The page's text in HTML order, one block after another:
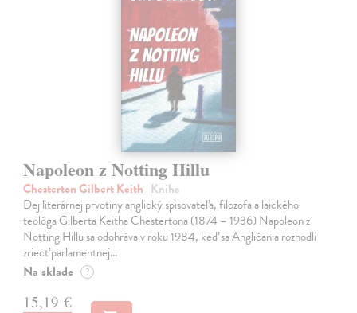
Napoleon z Notting Hillu
Chesterton Gilbert Keith | Kniha
Dej literárnej prvotiny anglický spisovateľa, filozofa a laického
teológa Gilberta Keitha Chestertona (1874 – 1936) Napoleon z
Notting Hillu sa odohráva v roku 1984, keď sa Angličania rozhodli
zriecť parlamentnej…
Na sklade ?
15,19 €